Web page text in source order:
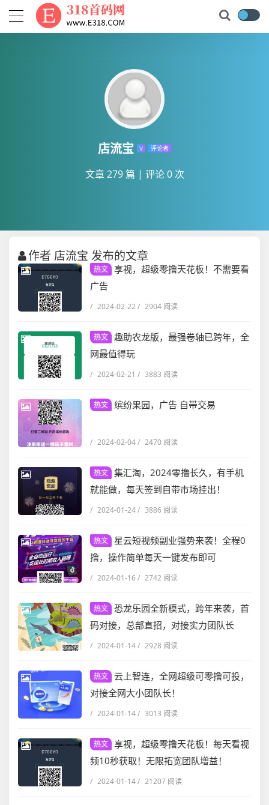
店流宝 V 评论者
文章 279 篇 | 评论 0 次
作者 店流宝 发布的文章
热文 享视，超级零撸天花板！不需要看
广告
/ 2024-02-22 / 2904 阅读
热文 趣助农龙版，最强卷轴已跨年，全
网最值得玩
/ 2024-02-21 / 3883 阅读
热文 缤纷果园，广告 自带交易
/ 2024-02-04/ 2470 阅读
热文 集汇淘，2024零撸长久，有手机
就能做，每天签到自带市场挂出！
/ 2024-01-24/ 3886 阅读
热文
星云短视频副业强势来袭！全程0
撸，操作简单每天一键发布即可
/ 2024-01-16/ 2742 阅读
热文 恐龙乐园全新模式，跨年来袭，首
码对接，总部直招，对接实力团队长
/ 2024-01-14/ 2928 阅读
热文 云上智连，全网超级可零撸可投，
对接全网大小团队长！
/ 2024-01-14/ 3013 阅读
热文 享视，超级零撸天花板！每天看视
频10秒获取！无限拓宽团队增益！
/ 2024-01-14/ 21207 阅读